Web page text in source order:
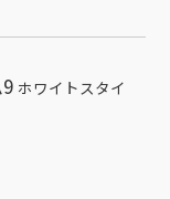
ホワイトスタイ